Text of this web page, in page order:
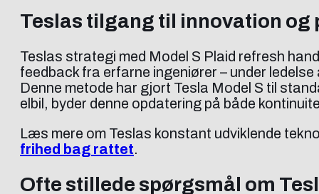
Teslas tilgang til innovation
Teslas strategi med Model S Plaid refresh
feedback fra erfarne ingeniører – under
Denne metode har gjort Tesla Model S til
elbil, byder denne opdatering på både
Læs mere om Teslas konstant udviklende
frihed bag rattet.
Ofte stillede spørgsmål om